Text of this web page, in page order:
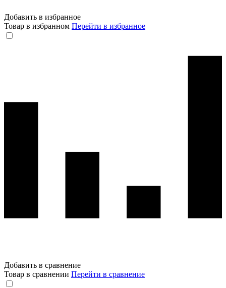
Добавить в избранное
Товар в избранном Перейти в избранное
Добавить в сравнение
Товар в сравнении Перейти в сравнение